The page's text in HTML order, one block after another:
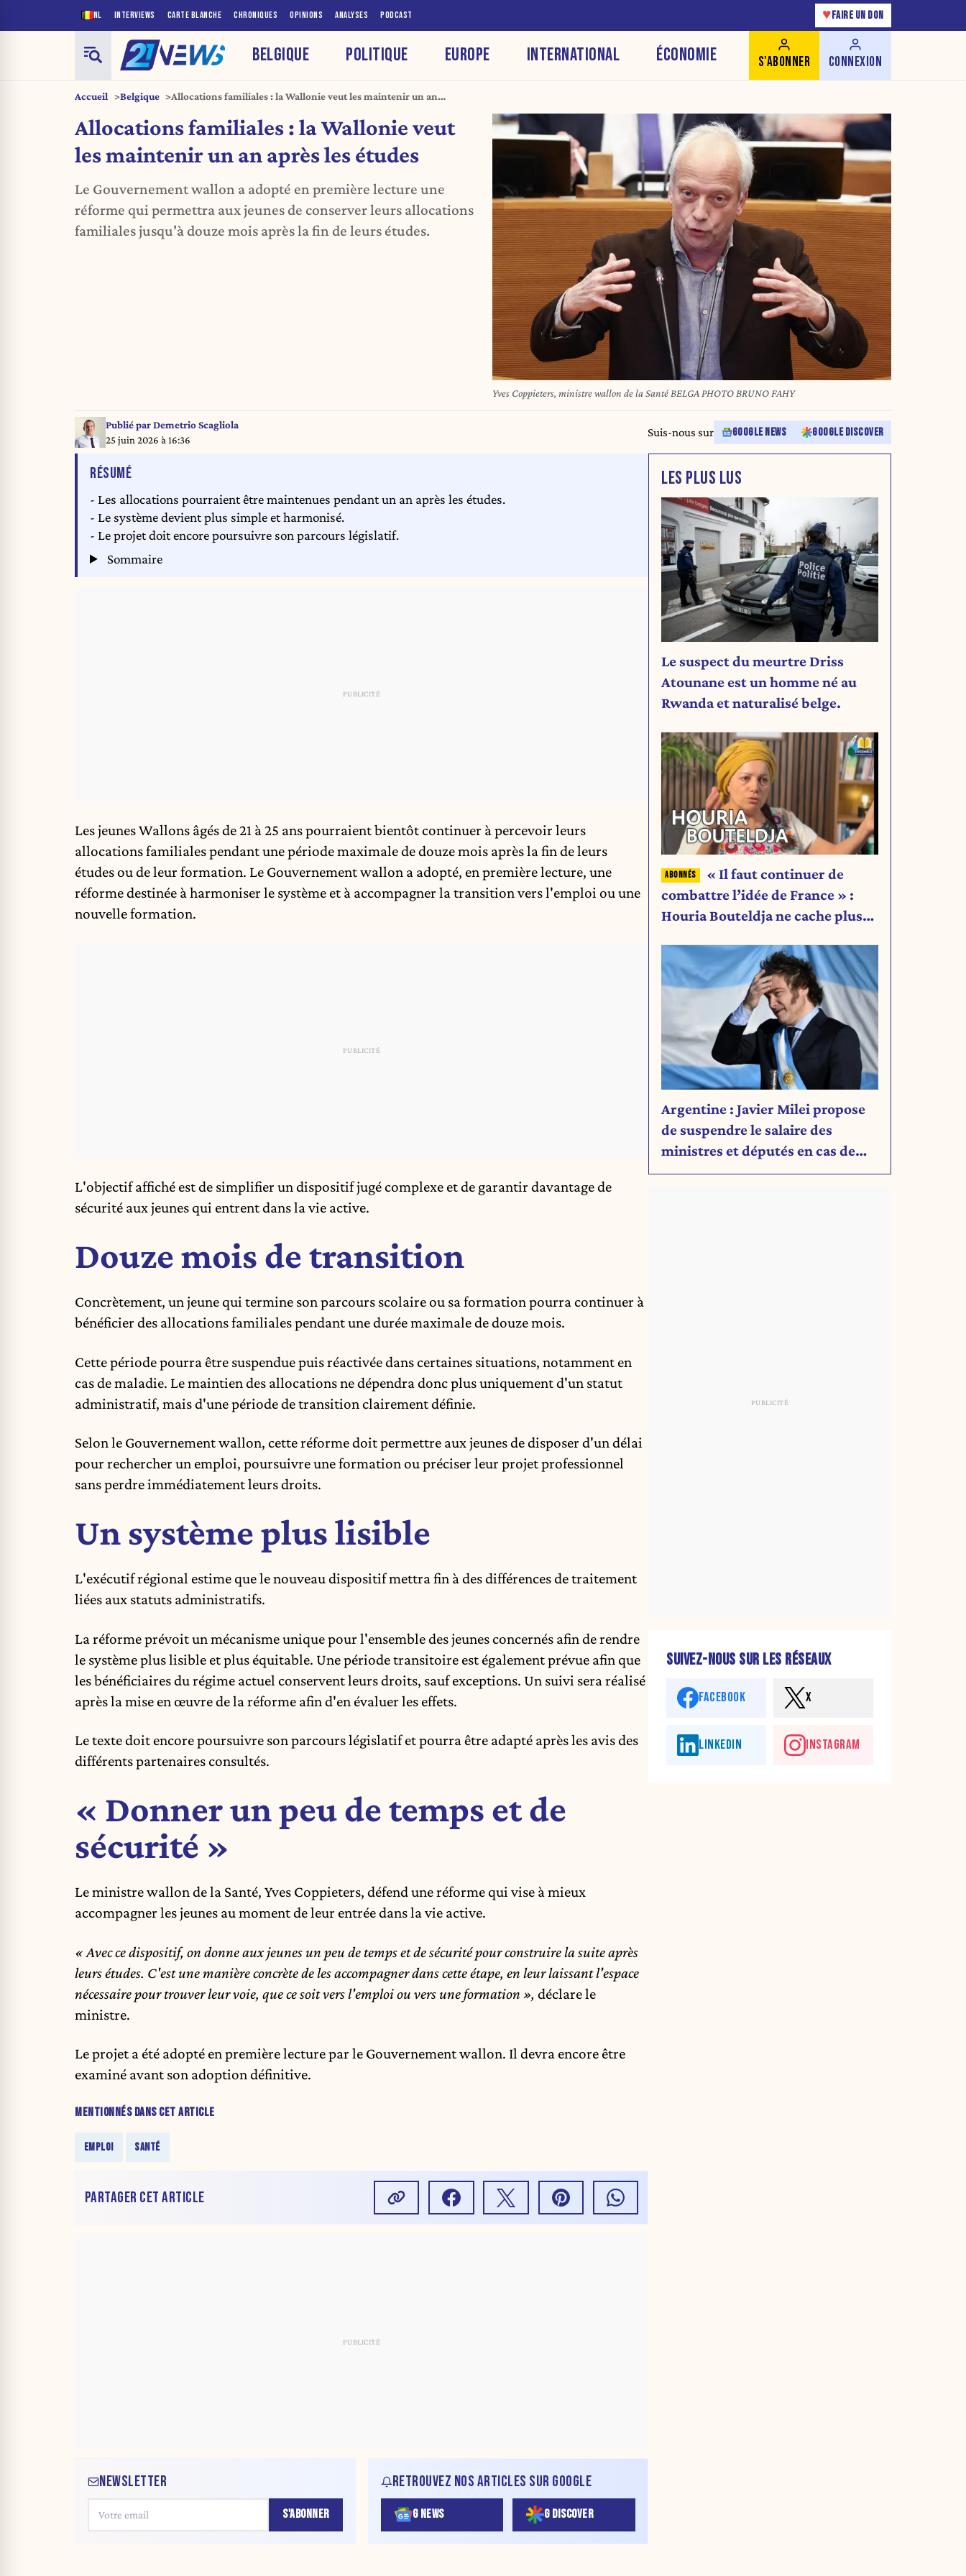
NL INTERVIEWS CARTE BLANCHE CHRONIQUES OPINIONS ANALYSES PODCAST ♥ FAIRE UN DON
BELGIQUE POLITIQUE EUROPE INTERNATIONAL ÉCONOMIE S'ABONNER CONNEXION
Accueil Belgique
Allocations familiales : la Wallonie veut les maintenir un an
Allocations familiales : la Wallonie veut
les maintenir un an après les études
Le Gouvernement wallon a adopté en première lecture une
réforme qui permettra aux jeunes de conserver leurs allocations
familiales jusqu'à douze mois après la fin de leurs études.
Yves Coppieters, ministre wallon de la Santé BELGA PHOTO BRUNO FAHY
Publié parDemetrio Scagliola
25 juin 2026 à 16:36
Suis-nous sur GOOGLE NEWS GOOGLE DISCOVER
RÉSUMÉDE L'ARTICLE
- Les allocations pourraient être maintenues pendant un an après les études.
- Le système devient plus simple et harmonisé.
- Le projet doit encore poursuivre son parcours législatif.
Sommaire
Les jeunes Wallons âgés de 21 à 25 ans pourraient bientôt continuer à percevoir leurs
allocations familiales pendant une période maximale de douze mois après la fin de leurs
études ou de leur formation. Le Gouvernement wallon a adopté, en première lecture, une
réforme destinée à harmoniser le système et à accompagner la transition vers l'emploi ou une
nouvelle formation.
L'objectif affiché est de simplifier un dispositif jugé complexe et de garantir davantage de
sécurité aux jeunes qui entrent dans la vie active.
Douze mois de transition
Concrètement, un jeune qui termine son parcours scolaire ou sa formation pourra continuer à
bénéficier des allocations familiales pendant une durée maximale de douze mois.
Cette période pourra être suspendue puis réactivée dans certaines situations, notamment en
cas de maladie. Le maintien des allocations ne dépendra donc plus uniquement d'un statut
administratif, mais d'une période de transition clairement définie.
Selon le Gouvernement wallon, cette réforme doit permettre aux jeunes de disposer d'un délai
pour rechercher un emploi, poursuivre une formation ou préciser leur projet professionnel
sans perdre immédiatement leurs droits.
Un système plus lisible
L'exécutif régional estime que le nouveau dispositif mettra fin à des différences de traitement
liées aux statuts administratifs.
La réforme prévoit un mécanisme uniquepour l'ensemble des jeunes concernés afin de rendre
le système plus lisible et plus équitable. Une période transitoire est également prévue afin que
les bénéficiaires du régime actuel conservent leurs droits, sauf exceptions. Un suivi sera réalisé
après la mise en œuvre de la réforme afin d'en évaluer les effets.
Le texte doit encore poursuivre son parcours législatif et pourra être adapté après les avis des
différents partenaires consultés.
« Donner un peu de temps et de
sécurité »
Le ministre wallon de la Santé, Yves Coppieters, défend une réforme qui vise à mieux
accompagner les jeunes au moment de leur entrée dans la vie active.
« Avec ce dispositif, on donne aux jeunes un peu de temps et de sécurité pour construire la suite après
leurs études. C'est une manière concrète de les accompagner dans cette étape, en leur laissant l'espace
nécessaire pour trouver leur voie, que ce soit vers l'emploi ou vers une formation », déclare le
ministre.
Le projet a été adopté en première lecture par le Gouvernement wallon. Il devra encore être
examiné avant son adoption définitive.
MENTIONNÉS DANS CET ARTICLE
EMPLOI SANTÉ
PARTAGER CET ARTICLE
NEWSLETTER
S'ABONNER
RETROUVEZ NOS ARTICLES SUR GOOGLE
G NEWS G DISCOVER
LES PLUS LUS
Le suspect du meurtre Driss
Atounane est un homme né au
Rwanda et naturalisé belge.
« Il faut continuer de
combattre l’idée de France » :
Houria Bouteldja ne cache plus
Argentine : Javier Milei propose
de suspendre le salaire des
ministres et députés en cas de
déficit budgétaire
SUIVEZ-NOUS SUR LES RÉSEAUX
FACEBOOK X
LINKEDIN INSTAGRAM